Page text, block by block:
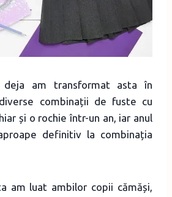
am transformat asta în
combinații de fuste cu
și o rochie într-un an, iar anul
definitiv la combinația
am luat ambilor copii cămăși,